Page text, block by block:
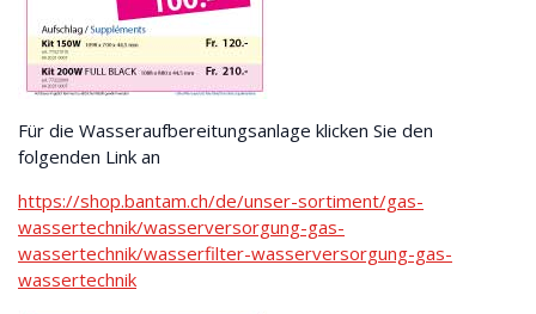
Für die Wasseraufbereitungsanlage klicken Sie den
folgenden Link an
https://shop.bantam.ch/de/unser-sortiment/gas-
wassertechnik/wasserversorgung-gas-
wassertechnik/wasserfilter-wasserversorgung-gas-
wassertechnik